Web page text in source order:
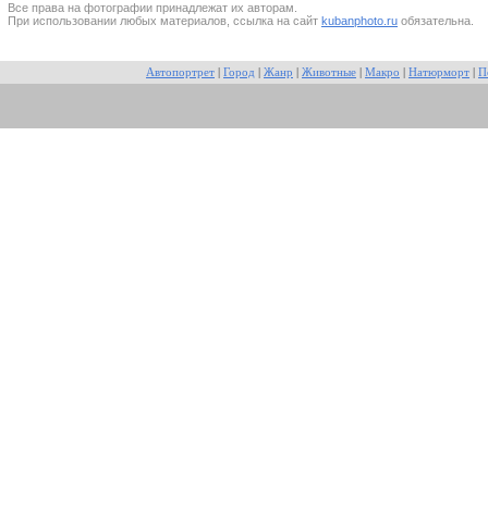
Все прaва на фотографии принадлежат их авторам.
При использовании любых материалов, ссылка на сайт kubanphoto.ru обязательна.
Автопортрет Город Жанр Животные Макро Натюрморт